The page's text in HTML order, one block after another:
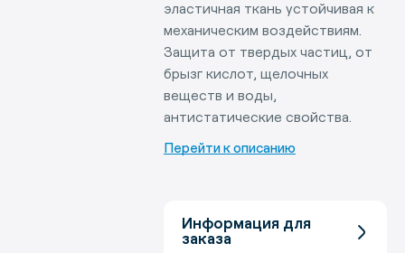
эластичная ткань устойчивая к
механическим воздействиям.
Защита от твердых частиц, от
брызг кислот, щелочных
веществ и воды,
антистатические свойства.
Перейти к описанию
Информация для
заказа